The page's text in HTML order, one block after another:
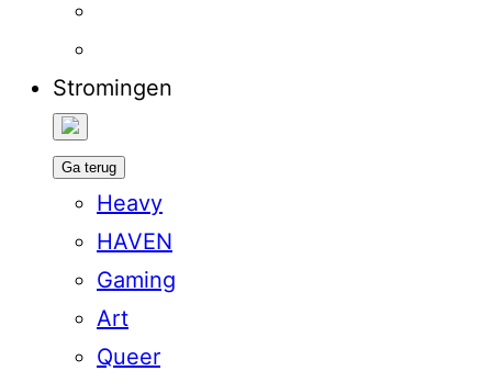
Stromingen
Ga terug
Heavy
HAVEN
Gaming
Art
Queer